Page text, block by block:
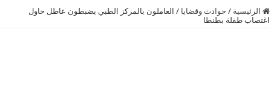
الرئيسية / حوادث وقضايا / العاملون بالمركز الطبي يضبطون عاطل حاول
اغتصاب طفلة بطنطا